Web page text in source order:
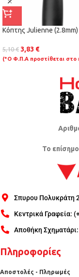
Κόπτης Julienne (2.8mm)
5,10€ 3,83 €
(*Ο Φ.Π.Α προστίθεται στο
Το
Σπυρου Πολυκράτη
Κεντρικά Γραφεία:
Αποθήκη
Πληροφορίες
Αποστολές - Πληρωμές